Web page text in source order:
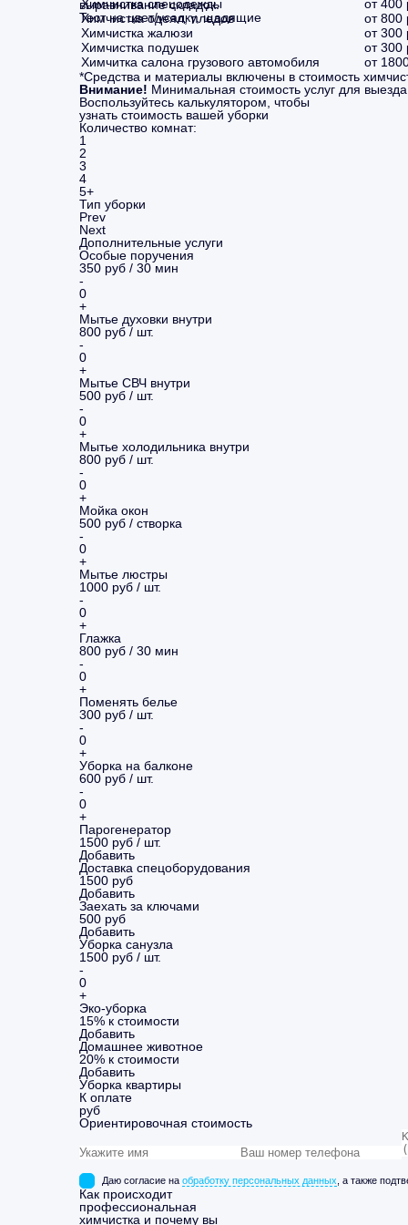
выравнивание складок.
Тест на цвет/усадку, щадящие
средства.
Химчистка спецодежды
от 400
Химчистка одеял, пледов
от 800
Химчистка жалюзи
от 300
Химчистка подушек
от 300
Химчитка салона грузового автомобиля
от
*Средства и материалы включены в стоимость
Внимание! Минимальная стоимость услуг для
Воспользуйтесь калькулятором, чтобы
узнать стоимость вашей уборки
Количество комнат:
1
2
3
4
5+
Тип уборки
Prev
Next
Дополнительные услуги
Особые поручения
350 руб / 30 мин
-
0
+
Мытье духовки внутри
800 руб / шт.
-
0
+
Мытье СВЧ внутри
500 руб / шт.
-
0
+
Мытье холодильника внутри
800 руб / шт.
-
0
+
Мойка окон
500 руб / створка
-
0
+
Мытье люстры
1000 руб / шт.
-
0
+
Глажка
800 руб / 30 мин
-
0
+
Поменять белье
300 руб / шт.
-
0
+
Уборка на балконе
600 руб / шт.
-
0
+
Парогенератор
1500 руб / шт.
Добавить
Доставка спецоборудования
1500 руб
Добавить
Заехать за ключами
500 руб
Добавить
Уборка санузла
1500 руб / шт.
-
0
+
Эко-уборка
15% к стоимости
Добавить
Домашнее животное
20% к стоимости
Добавить
Уборка квартиры
К оплате
руб
Ориентировочная стоимость
Даю согласие на обработку персональных данных , а также
Как происходит
профессиональная
химчистка и почему вы